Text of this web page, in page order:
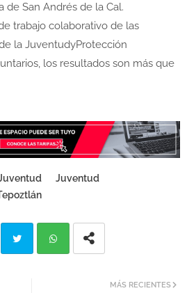
de San Andrés de la Cal.
trabajo colaborativo de las
la JuventudyProtección
los resultados son más que
Juventud
MÁS RECIENTES